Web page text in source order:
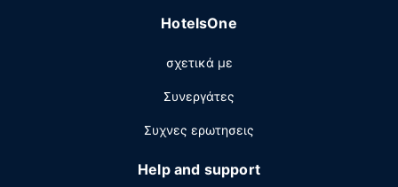
αποθήκευση αποσκευών.HotelsOne
σχετικά με
Συνεργάτες
Συχνες ερωτησεις
Help and support